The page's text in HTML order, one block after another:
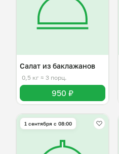
Салат из баклажанов
0,5 кг ≈ 3 порц.
950 ₽
1 сентября с 08:00